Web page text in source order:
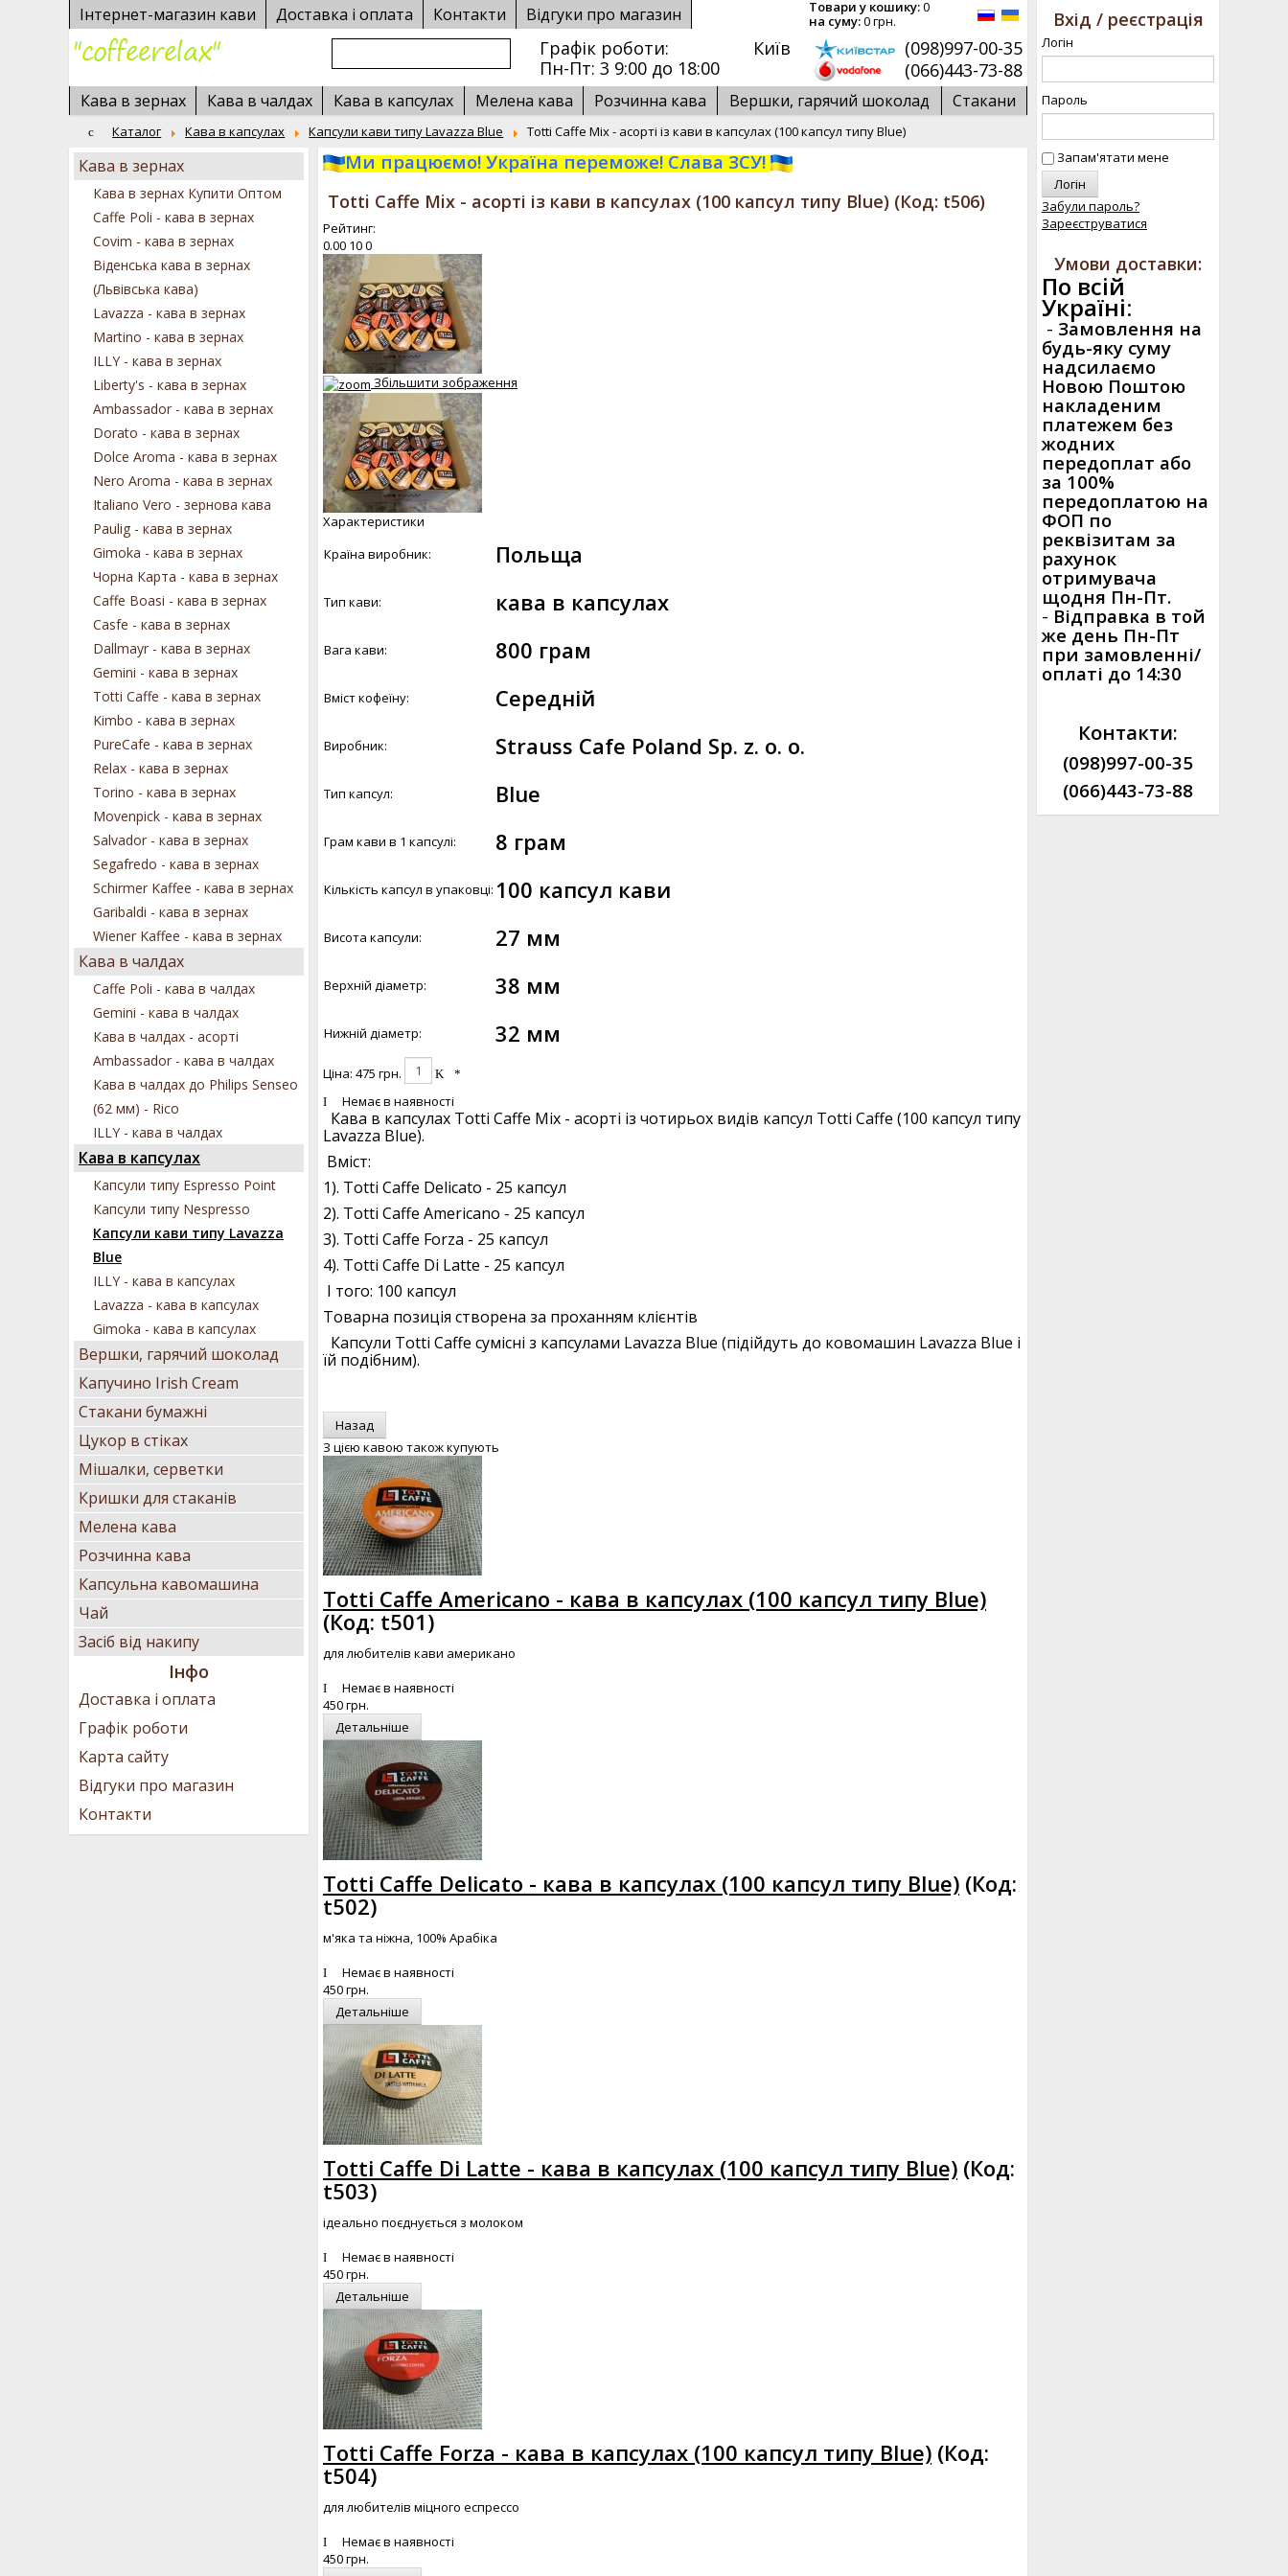
Графік роботи:
Пн-Пт: 3 9:00 до 18:00
Київ
(098)997-00-35
(066)443-73-88
Товари у кошику:0
на суму:0 грн.
Інтернет-магазин кави Доставка і оплата Контакти Відгуки про магазин
Кава в зернах Кава в чалдах Кава в капсулах Мелена кава Розчинна кава Вершки, гарячий шоколад Стакани
Каталог Кава в капсулах Капсули кави типу Lavazza Blue Totti Caffe Mix - асорті із кави в капсулах (100 капсул типу Blue)
Ми працюємо! Україна переможе! Слава ЗСУ!
Totti Caffe Mix - асорті із кави в капсулах (100 капсул типу Blue) (Код: t506)
Рейтинг:
0.00 100
Збільшити зображення
Характеристики
Країна виробник:
Польща
Тип кави: кава в капсулах
Вага кави: 800 грам
Вміст кофеїну: Середній
Виробник: Strauss Cafe Poland Sp. z. o. o.
Тип капсул: Blue
Грам кави в 1 капсулі: 8 грам
Кількість капсул в упаковці: 100 капсул кави
Висота капсули: 27 мм
Верхній діаметр: 38 мм
Нижній діаметр: 32 мм
Ціна: 475 грн.
Немає в наявності
Кава в капсулах Totti Caffe Mix - асорті із чотирьох видів капсул Totti Caffe (100 капсул типу
Lavazza Blue).
Вміст:
1). Totti Caffe Delicato - 25 капсул
2). Totti Caffe Americano - 25 капсул
3). Totti Caffe Forza - 25 капсул
4). Totti Caffe Di Latte - 25 капсул
І того: 100 капсул
Товарна позиція створена за проханням клієнтів
Капсули Totti Caffe сумісні з капсулами Lavazza Blue (підійдуть до ковомашин Lavazza Blue і
їй подібним).
З цією кавою також купують
Totti Caffe Americano - кава в капсулах (100 капсул типу Blue)
(Код: t501)
для любителів кави американо
Немає в наявності
450 грн.
Детальніше
Totti Caffe Delicato - кава в капсулах (100 капсул типу Blue) (Код:
t502)
м'яка та ніжна, 100% Арабіка
Немає в наявності
450 грн.
Детальніше
Totti Caffe Di Latte - кава в капсулах (100 капсул типу Blue) (Код:
t503)
ідеально поєднується з молоком
Немає в наявності
450 грн.
Детальніше
Totti Caffe Forza - кава в капсулах (100 капсул типу Blue) (Код:
t504)
для любителів міцного еспрессо
Немає в наявності
450 грн.
Кава в зернах
Кава в зернах Купити Оптом
Caffe Poli - кава в зернах
Covim - кава в зернах
Віденська кава в зернах
(Львівська кава)
Lavazza - кава в зернах
Martino - кава в зернах
ILLY - кава в зернах
Liberty's - кава в зернах
Ambassador - кава в зернах
Dorato - кава в зернах
Dolce Aroma - кава в зернах
Nero Aroma - кава в зернах
Italiano Vero - зернова кава
Paulig - кава в зернах
Gimoka - кава в зернах
Чорна Карта - кава в зернах
Caffe Boasi - кава в зернах
Casfe - кава в зернах
Dallmayr - кава в зернах
Gemini - кава в зернах
Totti Caffe - кава в зернах
Kimbo - кава в зернах
PureCafe - кава в зернах
Relax - кава в зернах
Torino - кава в зернах
Movenpick - кава в зернах
Salvador - кава в зернах
Segafredo - кава в зернах
Schirmer Kaffee - кава в зернах
Garibaldi - кава в зернах
Wiener Kaffee - кава в зернах
Кава в чалдах
Caffe Poli - кава в чалдах
Gemini - кава в чалдах
Кава в чалдах - асорті
Ambassador - кава в чалдах
Кава в чалдах до Philips Senseo
(62 мм) - Rico
ILLY - кава в чалдах
Кава в капсулах
Капсули типу Espresso Point
Капсули типу Nespresso
Капсули кави типу Lavazza
Blue
ILLY - кава в капсулах
Lavazza - кава в капсулах
Gimoka - кава в капсулах
Вершки, гарячий шоколад
Капучино Irish Cream
Стакани бумажні
Цукор в стіках
Мішалки, серветки
Кришки для стаканів
Мелена кава
Розчинна кава
Капсульна кавомашина
Чай
Засіб від накипу
Інфо
Доставка і оплата
Графік роботи
Карта сайту
Відгуки про магазин
Контакти
Вхід / реєстрація
Логін
Пароль
Запам'ятати мене
Забули пароль?
Зареєструватися
Умови доставки:
По всій
Україні:
- Замовлення на
будь-яку суму
надсилаємо
Новою Поштою
накладеним
платежем без
жодних
передоплат або
за 100%
передоплатою на
ФОП по
реквізитам за
рахунок
отримувача
щодня Пн-Пт.
- Відправка в той
же день Пн-Пт
при замовленні/
оплаті до 14:30
Контакти:
(098)997-00-35
(066)443-73-88